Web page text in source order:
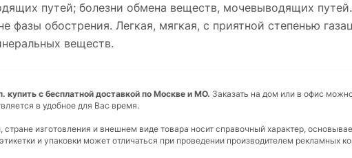
путей; болезни обмена веществ, мочевыводящих
фазы обострения. Легкая, мягкая, с приятной степенью
веществ.
купить с бесплатной доставкой по Москве и МО. Заказать на дом или в офис
в удобное для Вас время.
изготовления и внешнем виде товара носит справочный характер,
и упаковки может отличаться при проведении производителем рекламных